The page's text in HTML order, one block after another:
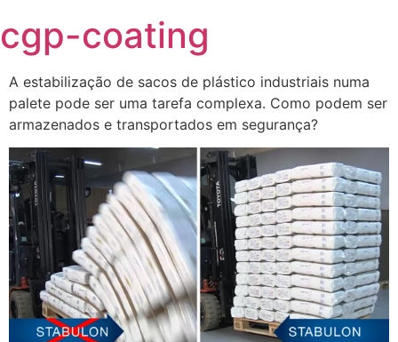
to
content
cgp-coating
A estabilização de sacos de plástico industriais numa
palete pode ser uma tarefa complexa. Como podem ser
armazenados e transportados em segurança?